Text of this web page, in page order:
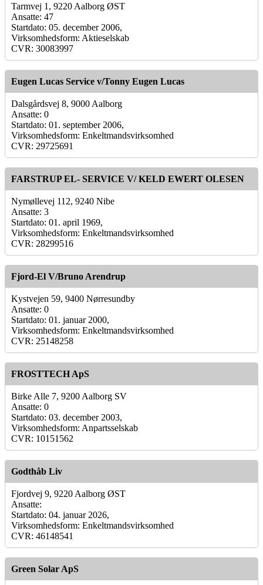
Tarmvej 1, 9220 Aalborg ØST
Ansatte: 47
Startdato: 05. december 2006,
Virksomhedsform: Aktieselskab
CVR: 30083997
Eugen Lucas Service v/Tonny Eugen Lucas
Dalsgårdsvej 8, 9000 Aalborg
Ansatte: 0
Startdato: 01. september 2006,
Virksomhedsform: Enkeltmandsvirksomhed
CVR: 29725691
FARSTRUP EL- SERVICE V/ KELD EWERT OLESEN
Nymøllevej 112, 9240 Nibe
Ansatte: 3
Startdato: 01. april 1969,
Virksomhedsform: Enkeltmandsvirksomhed
CVR: 28299516
Fjord-El V/Bruno Arendrup
Kystvejen 59, 9400 Nørresundby
Ansatte: 0
Startdato: 01. januar 2000,
Virksomhedsform: Enkeltmandsvirksomhed
CVR: 25148258
FROSTTECH ApS
Birke Alle 7, 9200 Aalborg SV
Ansatte: 0
Startdato: 03. december 2003,
Virksomhedsform: Anpartsselskab
CVR: 10151562
Godthåb Liv
Fjordvej 9, 9220 Aalborg ØST
Ansatte:
Startdato: 04. januar 2026,
Virksomhedsform: Enkeltmandsvirksomhed
CVR: 46148541
Green Solar ApS